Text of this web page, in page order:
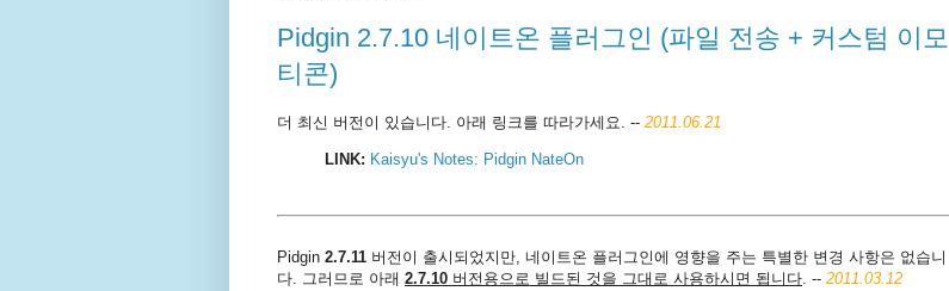
Pidgin 2.7.10 네이트온 플러그인 (파일 전송 + 커스텀 이모
티콘)
더 최신 버전이 있습니다. 아래 링크를 따라가세요. -- 2011.06.21
LINK: Kaisyu's Notes: Pidgin NateOn
Pidgin 2.7.11 버전이 출시되었지만, 네이트온 플러그인에 영향을 주는 특별한 변경 사항은 없습니
다. 그러므로 아래 2.7.10 버전용으로 빌드된 것을 그대로 사용하시면 됩니다. -- 2011.03.12